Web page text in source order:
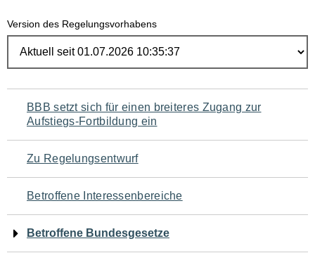
Version des Regelungsvorhabens
Navigation
für
den
Seiteninhalt
BBB setzt sich für einen breiteres Zugang zur
Aufstiegs-Fortbildung ein
Zu Regelungsentwurf
Betroffene Interessenbereiche
Betroffene Bundesgesetze